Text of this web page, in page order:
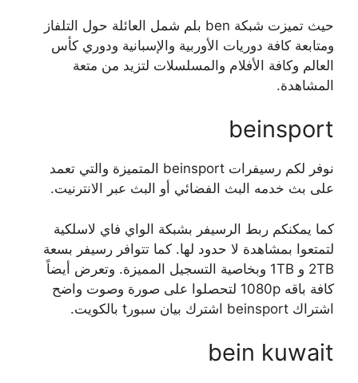
حيث تميزت شبكة ben بلم شمل العائلة حول التلفاز
ومتابعة كافة دوريات الأوربية والإسبانية ودوري كأس
العالم وكافة الأفلام والمسلسلات لتزيد من متعة
المشاهدة.
beinsport
نوفر لكم رسيفرات beinsport المتميزة والتي تعمد
على بث خدمه البث الفضائي أو البث عبر الانترنيت.
كما يمكنكم ربط الرسيفر بشبكة الواي فاي لاسلكية
لتمتعوا بمشاهدة لا حدود لها. كما تتوافر رسيفر بسعة
2TB و 1TB وبخاصية التسجيل المميزة. وتعرض أيضاً
كافة باقه 1080p لتحصلوا على صورة وصوت واضح
اشتراك beinsport اشترك بيان سبورt بالكويت.
bein kuwait